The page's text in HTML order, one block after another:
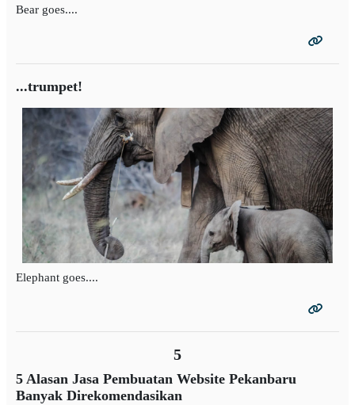
Bear goes....
...trumpet!
Elephant goes....
5
5 Alasan Jasa Pembuatan Website Pekanbaru
Banyak Direkomendasikan